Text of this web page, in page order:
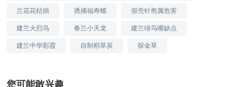
兰花花枯病 诱捕福寿螺 假壳针孢属危害
建兰火烈鸟 春兰小天龙 建兰绿鸟嘴缺点
建兰中华彩霞 自制稻草炭 探金草
您可能敢兴趣